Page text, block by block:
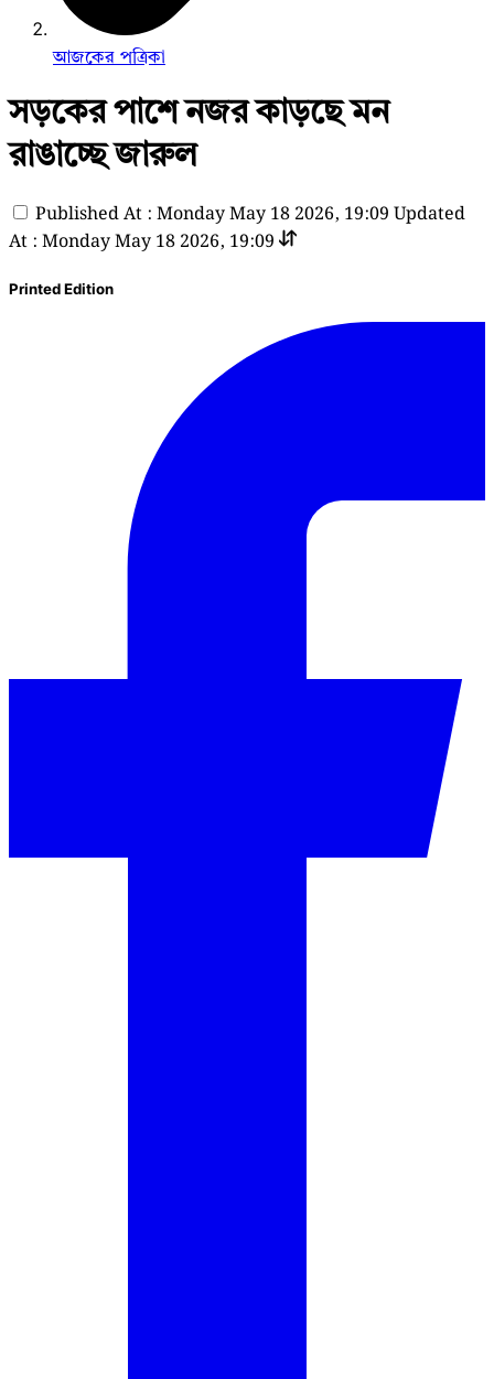
আজকের পত্রিকা
সড়কের পাশে নজর কাড়ছে মন
রাঙাচ্ছে জারুল
Published At : Monday May 18 2026, 19:09 Updated
At : Monday May 18 2026, 19:09
Printed Edition